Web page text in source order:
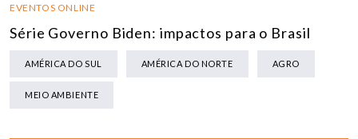
EVENTOS ONLINE
Série Governo Biden: impactos para o Brasil
AMÉRICA DO SUL AMÉRICA DO NORTE AGRO
MEIO AMBIENTE